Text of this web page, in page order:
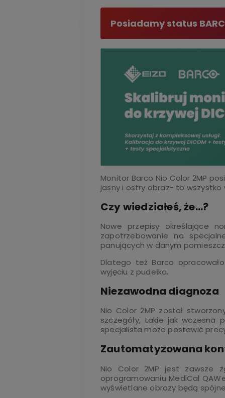
Posiadamy status
Monitor Barco Nio Color 2MP
jasny i ostry obraz- to wszystko
Czy wiedziałeś, że...?
Nowe przepisy określające
zapotrzebowanie na
panujących w danym
Dlatego też Barco
wyjęciu z pudełka.
Niezawodna diagnoza
Nio Color 2MP został
szczegóły, takie jak wczesna
specjalista może postawić
Zautomatyzowana
Nio Color 2MP jest zawsze
oprogramowaniu MediCal
wyświetlane obrazy będą